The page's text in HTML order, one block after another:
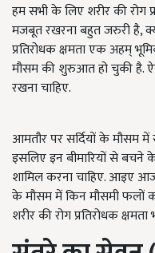
हम सभी के लिए शरीर की रोग
मजबूत रखरना बहुत जरुरी है,
प्रतिरोधक क्षमता एक अहम्
मौसम की शुरुआत हो चुकी है.
रखना चाहिए.
आमतौर पर सर्दियों के मौसम में
इसलिए इन बीमारियों से
शामिल करना चाहिए. आइए
के मौसम में किन मौसमी फलों
शरीर की रोग प्रतिरोधक क्षमता